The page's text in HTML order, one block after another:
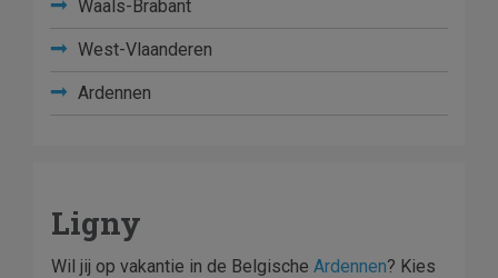
Waals-Brabant
West-Vlaanderen
Ardennen
Ligny
Wil jij op vakantie in de Belgische Ardennen? Kies